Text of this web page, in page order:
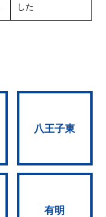
した
八王子東
有明